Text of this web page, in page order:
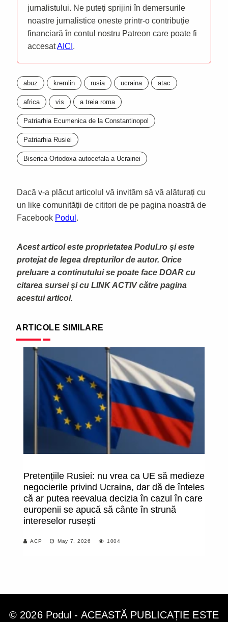
jurnalistului. Ne puteți sprijini în demersurile
noastre jurnalistice oneste printr-o contribuție
financiară în contul nostru Patreon care poate fi
accesatAICI .
abuz kremlin rusia ucraina atac
africa vis a treia roma
Patriarhia Ecumenica de la Constantinopol
Patriarhia Rusiei
Biserica Ortodoxa autocefala a Ucrainei
Dacă v-a plăcut articolul vă invităm să vă alăturați cu
un like comunității de cititori de pe pagina noastră de
Facebook Podul .
Acest articol este proprietatea Podul.ro și este
protejat de legea drepturilor de autor. Orice
preluare a continutului se poate face DOAR cu
citarea sursei și cu LINK ACTIV către pagina
acestui articol.
ARTICOLE SIMILARE
Pretențiile Rusiei: nu vrea ca UE să medieze
negocierile privind Ucraina, dar dă de înțeles
că ar putea reevalua decizia în cazul în care
europenii se apucă să cânte în strună
intereselor rusești
ACP May 7, 2026 1004
© 2026 Podul - ACEASTĂ PUBLICAȚIE ESTE